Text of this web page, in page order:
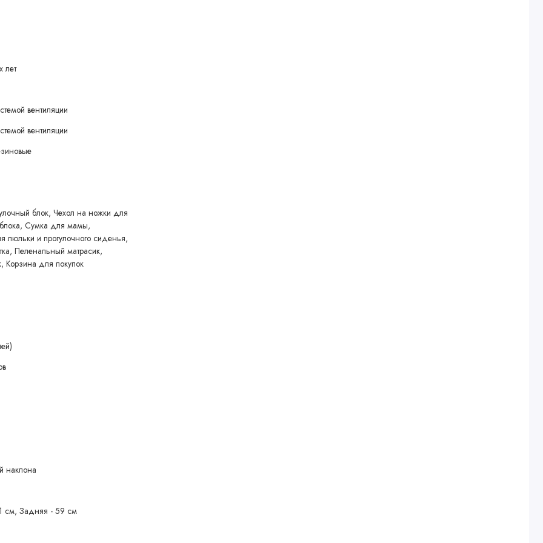
покупателя вносить изменения в конструкцию,
его свойств.
лет
вентиляции
вентиляции
блок, Чехол на ножки для
блока, Сумка для мамы,
и прогулочного сиденья,
Пеленальный матрасик,
Корзина для покупок
наклона
см, Задняя - 59 см